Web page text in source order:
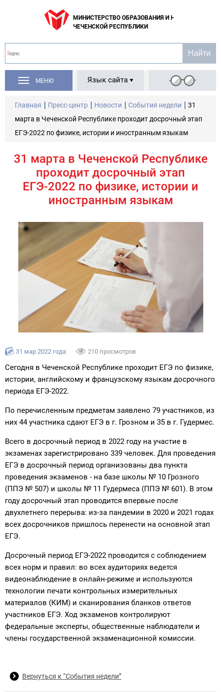
МИНИСТЕРСТВО ОБРАЗОВАНИЯ И НАУКИ
ЧЕЧЕНСКОЙ РЕСПУБЛИКИ
МЕНЮ Язык сайта
Главная Пресс-центр Новости События недели
31
марта в Чеченской Республике проходит досрочный этап
ЕГЭ-2022 по физике, истории и иностранным языкам
31 марта в Чеченской Республике
проходит досрочный этап
ЕГЭ-2022 по физике, истории и
иностранным языкам
31 мар 2022 года 210 просмотров
Сегодня в Чеченской Республике проходит ЕГЭ по физике,
истории, английскому и французскому языкам досрочного
периода ЕГЭ-2022.
По перечисленным предметам заявлено 79 участников, из
них 44 участника сдают ЕГЭ в г. Грозном и 35 в г. Гудермес.
Всего в досрочный период в 2022 году на участие в
экзаменах зарегистрировано 339 человек. Для проведения
ЕГЭ в досрочный период организованы два пункта
проведения экзаменов - на базе школы № 10 Грозного
(ППЭ № 507) и школы № 11 Гудермеса (ППЭ № 601). В этом
году досрочный этап проводится впервые после
двухлетнего перерыва: из-за пандемии в 2020 и 2021 годах
всех досрочников пришлось перенести на основной этап
ЕГЭ.
Досрочный период ЕГЭ-2022 проводится с соблюдением
всех норм и правил: во всех аудиториях ведется
видеонаблюдение в онлайн-режиме и используются
технологии печати контрольных измерительных
материалов (КИМ) и сканирования бланков ответов
участников ЕГЭ. Ход экзаменов контролируют
федеральные эксперты, общественные наблюдатели и
члены государственной экзаменационной комиссии.
Вернуться к “События недели”